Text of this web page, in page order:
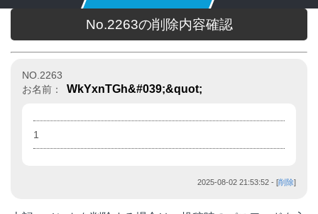
No.2263の削除内容確認
NO.2263
お名前：
WkYxnTGh&#039;&quot;
1
2025-08-02 21:53:52 - [削除]